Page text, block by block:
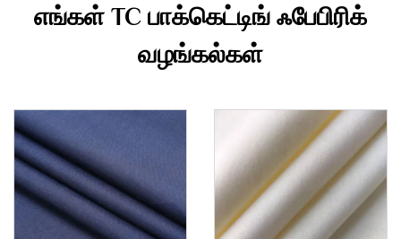
எங்கள் TC பாக்கெட்டிங் ஃபேபிரிக்
வழங்கல்கள்